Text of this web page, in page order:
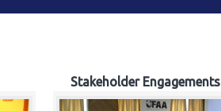
Stakeholder Engagements